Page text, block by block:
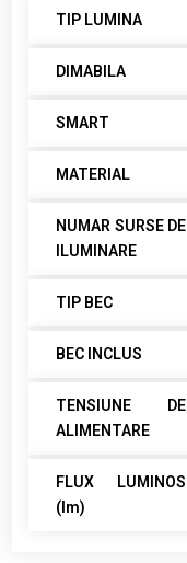
TIP LUMINA
DIMABILA
SMART
MATERIAL
NUMAR SURSE DE
ILUMINARE
TIP BEC
BEC INCLUS
TENSIUNE DE
ALIMENTARE
FLUX LUMINOS
(lm)